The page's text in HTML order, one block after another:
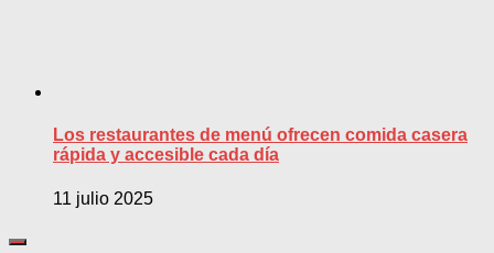
Los restaurantes de menú ofrecen comida casera
rápida y accesible cada día
11 julio 2025